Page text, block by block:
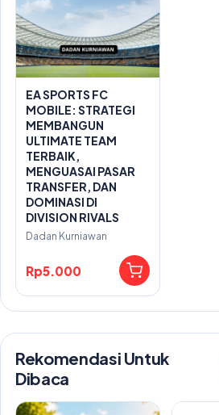
EA SPORTS FC
MOBILE: STRATEGI
MEMBANGUN
ULTIMATE TEAM
TERBAIK,
MENGUASAI PASAR
TRANSFER, DAN
DOMINASI DI
DIVISION RIVALS
Dadan Kurniawan
Rp5.000
Rekomendasi Untuk
Dibaca